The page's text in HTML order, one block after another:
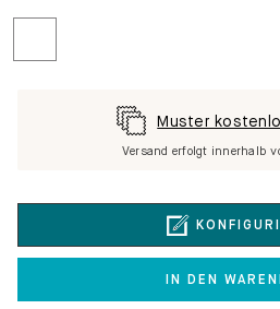
IN DEN
Muster
Versand erfolgt innerhalb